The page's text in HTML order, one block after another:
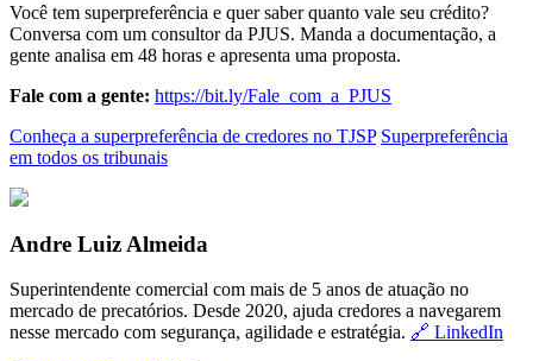
Você tem superpreferência e quer saber quanto vale seu crédito?
Conversa com um consultor da PJUS. Manda a documentação, a
gente analisa em 48 horas e apresenta uma proposta.
Fale com a gente: https://bit.ly/Fale_com_a_PJUS
Conheça a superpreferência de credores no TJSP Superpreferência
em todos os tribunais
Andre Luiz Almeida
Superintendente comercial com mais de 5 anos de atuação no
mercado de precatórios. Desde 2020, ajuda credores a navegarem
nesse mercado com segurança, agilidade e estratégia. 🔗 LinkedIn